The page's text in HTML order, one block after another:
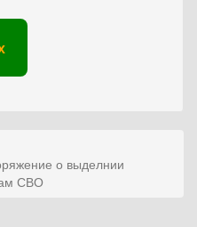
о выделнии
СВО